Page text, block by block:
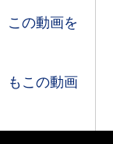
この動画を
もこの動画